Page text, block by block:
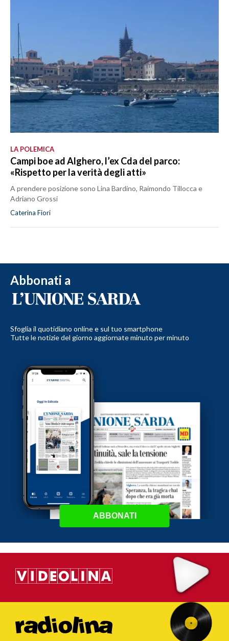
LA POLEMICA
Campi boe ad Alghero, l’ex Cda del parco:
«Rispetto per la verità degli atti»
A prendere posizione sono Lina Bardino, Raimondo Tillocca e
Adriano Grossi
Caterina Fiori
Abbonati a
Sfoglia il quotidiano online e sul tuo smartphone
Tutte le notizie del giorno aggiornate minuto per minuto
ABBONATI